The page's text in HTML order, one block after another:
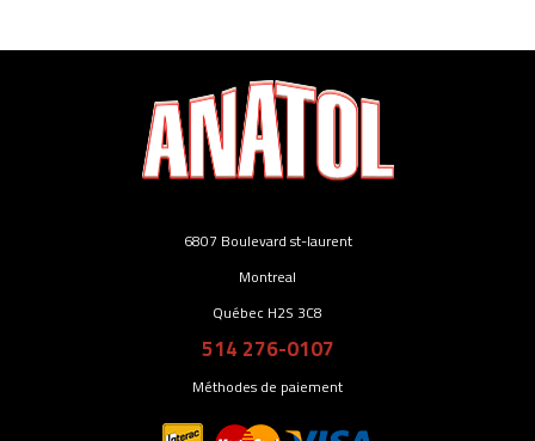
6807 Boulevard st-laurent
Montreal
Québec H2S 3C8
514 276-0107
Méthodes de paiement